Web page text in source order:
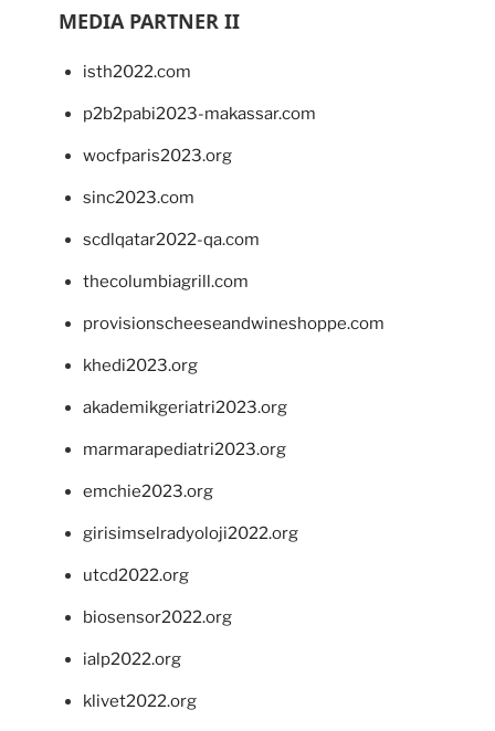
MEDIA PARTNER II
isth2022.com
p2b2pabi2023-makassar.com
wocfparis2023.org
sinc2023.com
scdlqatar2022-qa.com
thecolumbiagrill.com
provisionscheeseandwineshoppe.com
khedi2023.org
akademikgeriatri2023.org
marmarapediatri2023.org
emchie2023.org
girisimselradyoloji2022.org
utcd2022.org
biosensor2022.org
ialp2022.org
klivet2022.org